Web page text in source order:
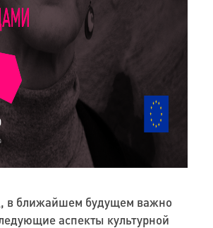
в ближайшем будущем важно
аспекты культурной